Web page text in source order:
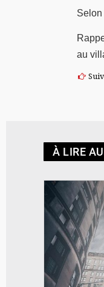
au
À LIRE